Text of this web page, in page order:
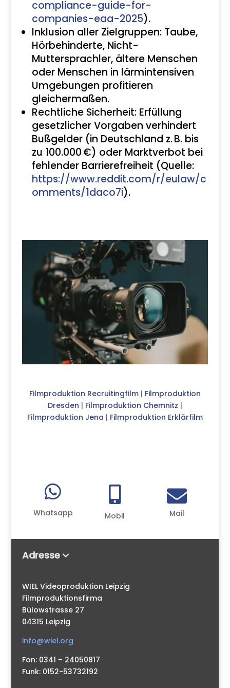
compliance-guide-for-
companies-eaa-2025).
Inklusion aller Zielgruppen: Taube,
Hörbehinderte, Nicht-
Muttersprachler, ältere Menschen
oder Menschen in lärmintensiven
Umgebungen profitieren
gleichermaßen.
Rechtliche Sicherheit: Erfüllung
gesetzlicher Vorgaben verhindert
Bußgelder (in Deutschland z. B. bis
zu 100.000 €) oder Marktverbot bei
fehlender Barrierefreiheit (Quelle:
https://www.reddit.com/r/eulaw/c
omments/1daco7i).
Filmproduktion Recruitingfilm| Filmproduktion
Dresden | Filmproduktion Chemnitz |
Filmproduktion Jena | Filmproduktion Erklärfilm

Whatsapp

Mobil

Mail
Adresse
WIEL Videoproduktion Leipzig
Filmproduktionsfirma
Bülowstrasse 27
04315 Leipzig
info@wiel.org
Fon: 0341 – 24050817
Funk: 0152-53732192